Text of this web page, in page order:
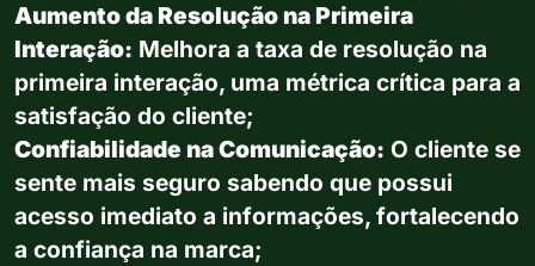
Aumento da Resolução na Primeira
Interação: Melhora a taxa de resolução na
primeira interação, uma métrica crítica para a
satisfação do cliente;
Confiabilidade na Comunicação: O cliente se
sente mais seguro sabendo que possui
acesso imediato a informações, fortalecendo
a confiança na marca;